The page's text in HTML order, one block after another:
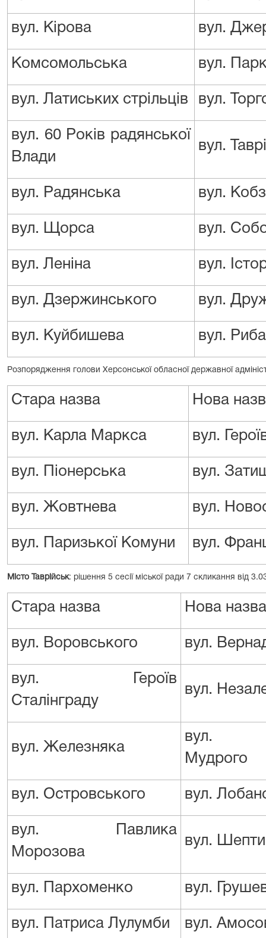
вул. Кірова вул.
Комсомольська вул.
вул. Латиських стрільців вул.
вул. 60 Років радянської
Влади
вул.
вул. Радянська вул.
вул. Щорса вул.
вул. Леніна вул.
вул. Дзержинського вул.
вул. Куйбишева вул.
Розпорядження голови Херсонської обласної державної
Стара назва Нова
вул. Карла Маркса вул.
вул. Піонерська вул.
вул. Жовтнева вул.
вул. Паризької Комуни вул.
Місто Таврійськ: рішення 5 сесії міської ради 7 скликання від
Стара назва Нова назва
вул. Воровського вул.
вул. Героїв
Сталінграду
вул.
вул. Железняка
вул.
Мудрого
вул. Островського вул.
вул. Павлика
Морозова
вул.
вул. Пархоменко вул.
вул. Патриса Лулумби вул.